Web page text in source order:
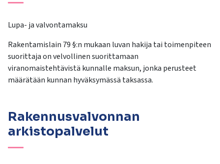
kosketus-
pyyhkäisyliikkeitä.
Lupa- ja valvontamaksu
Rakentamislain 79 §:n mukaan luvan hakija tai toimenpiteen
suorittaja on velvollinen suorittamaan
viranomaistehtävistä kunnalle maksun, jonka perusteet
määrätään kunnan hyväksymässä taksassa.
Rakennusvalvonnan
arkistopalvelut